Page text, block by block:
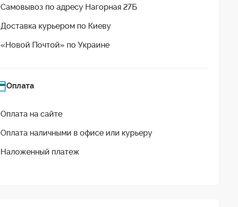
Самовывоз по адресу Нагорная 27Б
Доставка курьером по Киеву
«Новой Почтой» по Украине
Оплата
Оплата на сайте
Оплата наличными в офисе или курьеру
Наложенный платеж